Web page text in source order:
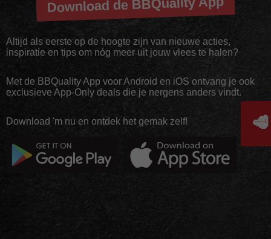
Download de BBQuality App
Altijd als eerste op de hoogte zijn van nieuwe acties,
inspiratie en tips om nóg meer uit jouw vlees te halen?
Met de BBQuality App voor Android en iOS ontvang je ook
exclusieve App-Only deals die je nergens anders vindt.
Download 'm nu en ontdek het gemak zelf! 🥩